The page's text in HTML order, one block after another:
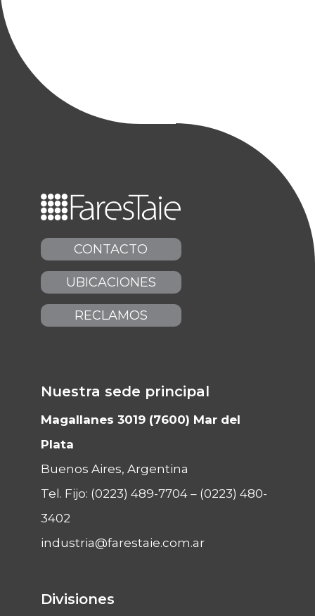
CONTACTO
UBICACIONES
RECLAMOS
Nuestra sede principal
Magallanes 3019 (7600) Mar del
Plata
Buenos Aires, Argentina
Tel. Fijo: (0223) 489-7704– (0223) 480-
3402
industria@farestaie.com.ar
Divisiones